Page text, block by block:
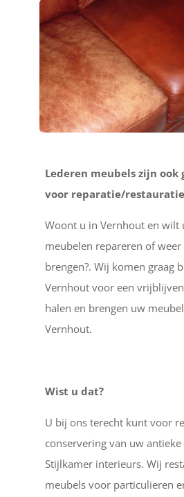
Lederen meubels zijn ook
voor reparatie/restauratie
Woont u in Vernhout en wilt
meubelen repareren of
brengen?. Wij komen graag
Vernhout voor een
halen en brengen uw
Vernhout.
Wist u dat?
U bij ons terecht kunt voor
conservering van uw
Stijlkamer interieurs. Wij
meubels voor particulieren